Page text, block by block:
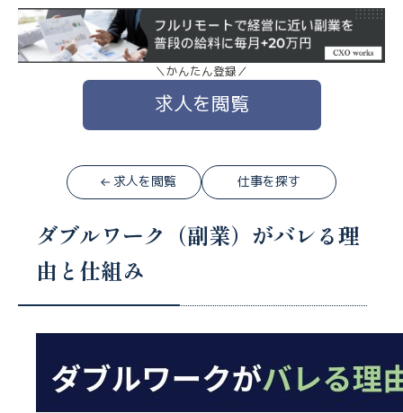
＼かんたん登録／
求人を閲覧
求人を閲覧 仕事を探す
ダブルワーク（副業）がバレる理
由と仕組み